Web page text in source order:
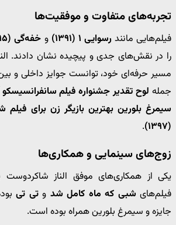
تجربه‌های متفاوت و موفقیت‌ها
فیلم‌هایی مانندرسوایی ۱ (۱۳۹۱) و خفه‌گی (۱۳۹۵)
را در نقش‌های جدی و پیچیده نشان دادند.
مسیر حرفه‌ای خود، توانست جوایز داخلی و
جمله لوح تقدیر جشنواره فیلم سانفرانسیسکو
سیمرغ بلورین بهترین بازیگر زن برای
(۱۳۹۷)
.
زوج‌های سینمایی و همکاری‌ها
یکی از همکاری‌های موفق الناز
فیلم‌های شبی که ماه کامل شد وتی تی
جایزه و سیمرغ بلورین همراه بوده است.